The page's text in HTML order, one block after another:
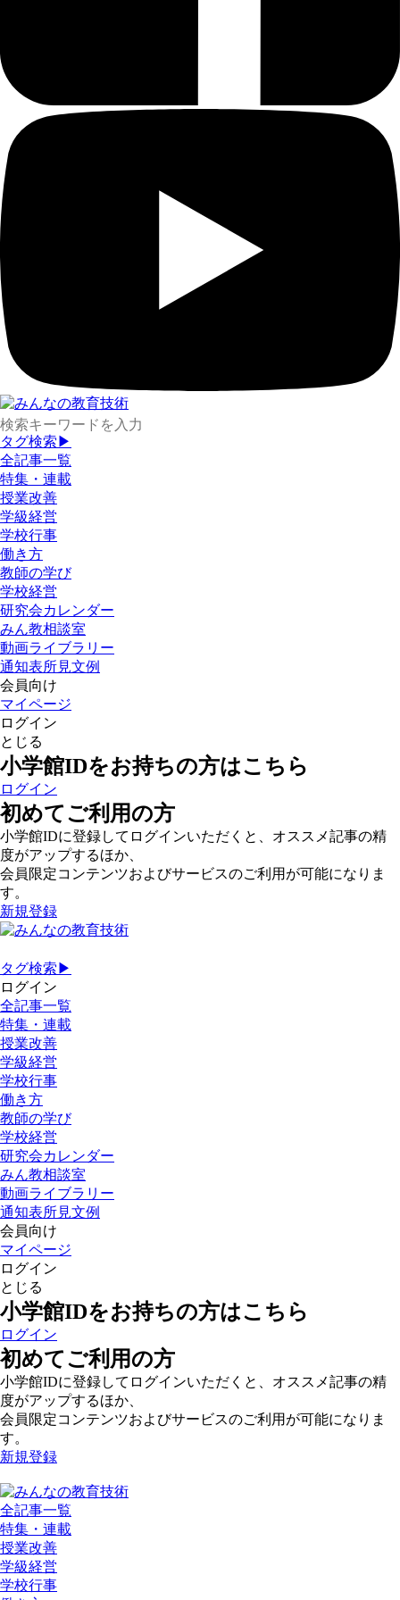
タグ検索▶
全記事一覧
特集・連載
授業改善
学級経営
学校行事
働き方
教師の学び
学校経営
研究会カレンダー
みん教相談室
動画ライブラリー
通知表所見文例
会員向け
マイページ
ログイン
とじる
小学館IDをお持ちの方はこちら
ログイン
初めてご利用の方
小学館IDに登録してログインいただくと、オススメ記事の精
度がアップするほか、
会員限定コンテンツおよびサービスのご利用が可能になりま
す。
新規登録
タグ検索▶
ログイン
全記事一覧
特集・連載
授業改善
学級経営
学校行事
働き方
教師の学び
学校経営
研究会カレンダー
みん教相談室
動画ライブラリー
通知表所見文例
会員向け
マイページ
ログイン
とじる
小学館IDをお持ちの方はこちら
ログイン
初めてご利用の方
小学館IDに登録してログインいただくと、オススメ記事の精
度がアップするほか、
会員限定コンテンツおよびサービスのご利用が可能になりま
す。
新規登録
全記事一覧
特集・連載
授業改善
学級経営
学校行事